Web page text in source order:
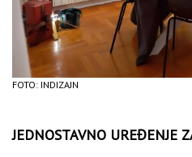
FOTO: INDIZAJN
JEDNOSTAVNO UREĐENJE